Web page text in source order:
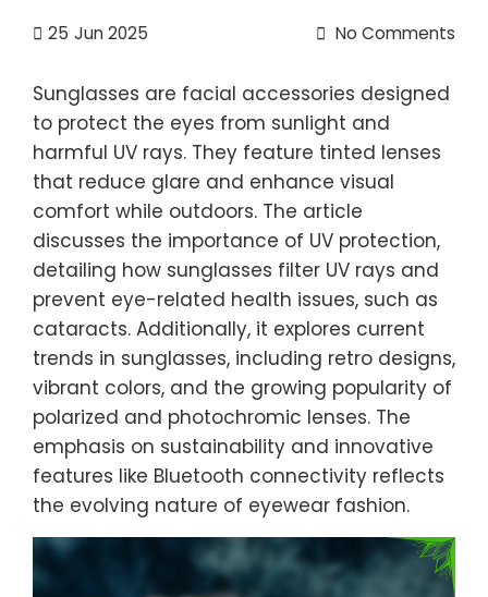
25 Jun 2025 No Comments
Sunglasses are facial accessories designed
to protect the eyes from sunlight and
harmful UV rays. They feature tinted lenses
that reduce glare and enhance visual
comfort while outdoors. The article
discusses the importance of UV protection,
detailing how sunglasses filter UV rays and
prevent eye-related health issues, such as
cataracts. Additionally, it explores current
trends in sunglasses, including retro designs,
vibrant colors, and the growing popularity of
polarized and photochromic lenses. The
emphasis on sustainability and innovative
features like Bluetooth connectivity reflects
the evolving nature of eyewear fashion.